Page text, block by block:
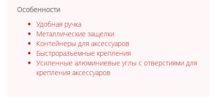
Особенности
Удобная ручка
Металлические защелки
Контейнеры для аксессуаров
Быстроразъемные крепления
Усиленные алюминиевые углы с отверстиями для
крепления аксессуаров